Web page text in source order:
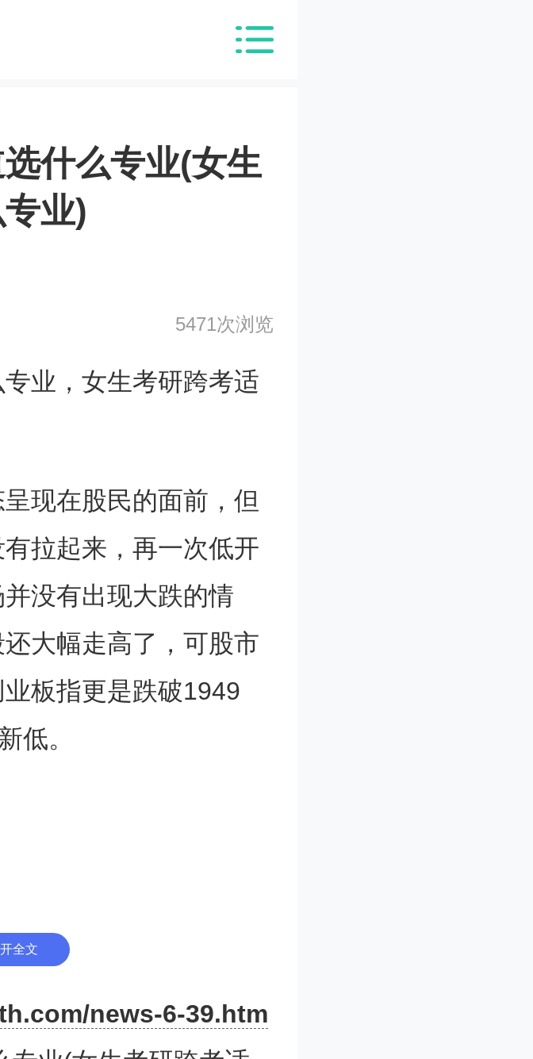
什么专业(女生
业)
5471次浏览
业，女生考研跨考适
现在股民的面前，但
拉起来，再一次低开
没有出现大跌的情
大幅走高了，可股市
板指更是跌破1949
低。
，真的让投资者不知
全文
news-6-39.htm